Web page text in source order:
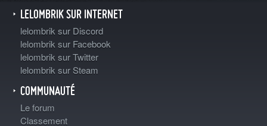
LELOMBRIK SUR INTERNET
lelombrik sur Discord
lelombrik sur Facebook
lelombrik sur Twitter
lelombrik sur Steam
COMMUNAUTÉ
Le forum
Classement